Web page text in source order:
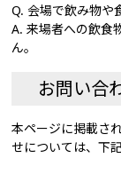
Q. 会場で飲み物や
A. 来場者への飲食
ん。
お問い合
本ページに掲載さ
せについては、下